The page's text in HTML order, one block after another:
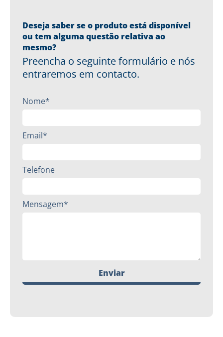
Deseja saber se o produto está disponível
ou tem alguma questão relativa ao
mesmo?
Preencha o seguinte formulário e nós
entraremos em contacto.
Nome*
Email*
Telefone
Mensagem*
Enviar